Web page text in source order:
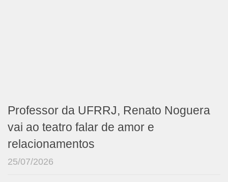
Professor da UFRRJ, Renato Noguera
vai ao teatro falar de amor e
relacionamentos
25/07/2026